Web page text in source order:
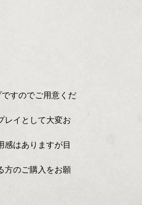
すのでご用意くだ
レイとして大変お
感はありますが目
方のご購入をお願